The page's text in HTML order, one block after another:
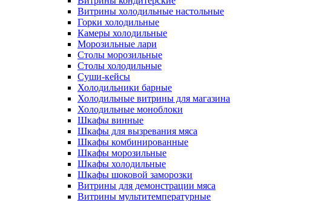
Витрины холодильные настольные
Горки холодильные
Камеры холодильные
Морозильные лари
Столы морозильные
Столы холодильные
Суши-кейсы
Холодильники барные
Холодильные витрины для магазина
Холодильные моноблоки
Шкафы винные
Шкафы для вызревания мяса
Шкафы комбинированные
Шкафы морозильные
Шкафы холодильные
Шкафы шоковой заморозки
Витрины для демонстрации мяса
Витрины мультитемпературные